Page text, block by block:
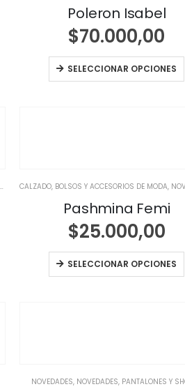
Poleron Isabel
$70.000,00
SELECCIONAR OPCIONES
NOVEDADES
CALZADO, BOLSOS Y ACCESORIOS DE MODA,
Pashmina Femi
$25.000,00
SELECCIONAR OPCIONES
NOVEDADES, NOVEDADES, PANTALONES Y